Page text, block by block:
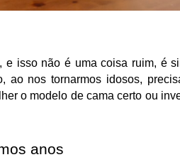
isso não é uma coisa ruim, é
ao nos tornarmos idosos,
o modelo de cama certo ou
anos